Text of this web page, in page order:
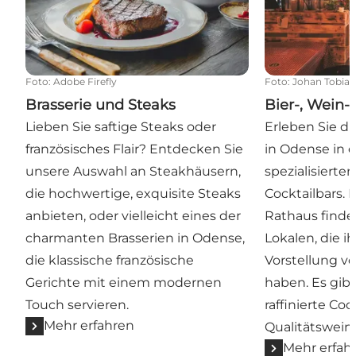
Foto: Adobe Firefly
Brasserie und Steaks
Lieben Sie saftige Steaks oder
französisches Flair? Entdecken Sie
unsere Auswahl an Steakhäusern,
die hochwertige, exquisite Steaks
anbieten, oder vielleicht eines der
charmanten Brasserien in Odense,
die klassische französische
Gerichte mit einem modernen
Touch servieren.
Mehr erfahren
Foto: Johan
Bier-, Wein-
Erleben Sie
in Odense in
Cocktailbars.
Rathaus
Lokalen, die
Vorstellung
haben. Es
raffinierte
Qualitätswein.
Mehr